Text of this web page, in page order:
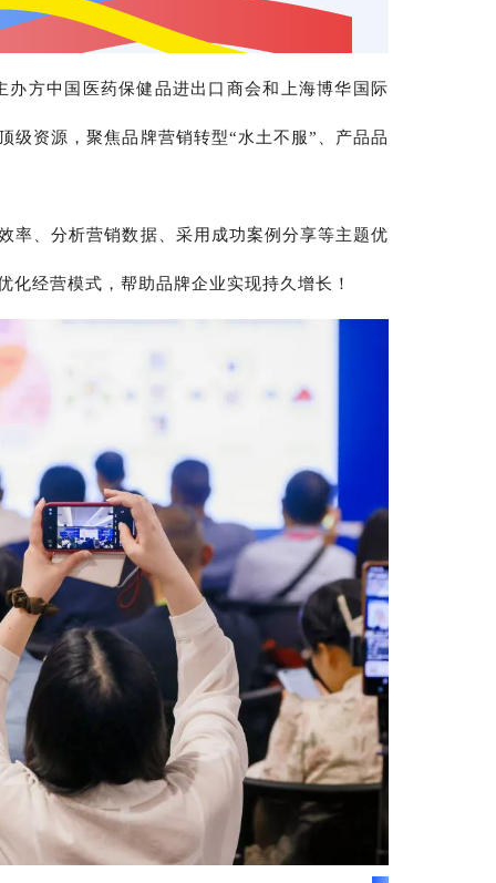
方中国医药保健品进出口商会和上海博华国际
级资源，聚焦品牌营销转型“水土不服”、产品品
率、分析营销数据、采用成功案例分享等主题优
经营模式，帮助品牌企业实现持久增长！